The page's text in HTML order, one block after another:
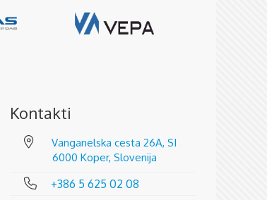
Kontakti
Vanganelska cesta 26A, SI
6000 Koper, Slovenija
+386 5 625 02 08